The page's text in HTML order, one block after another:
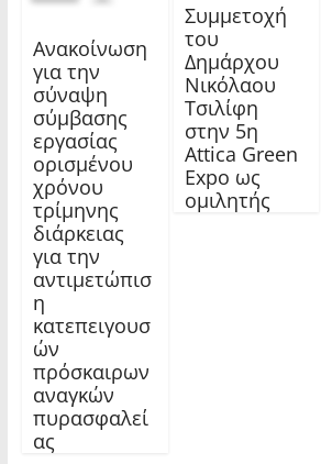
Ανακοίνωση
για την
σύναψη
σύμβασης
εργασίας
ορισμένου
χρόνου
τρίμηνης
διάρκειας
για την
αντιμετώπισ
η
κατεπειγουσ
ών
πρόσκαιρων
αναγκών
πυρασφαλεί
ας
Συμμετοχή
του
Δημάρχου
Νικόλαου
Τσιλίφη
στην 5η
Attica Green
Expo ως
ομιλητής